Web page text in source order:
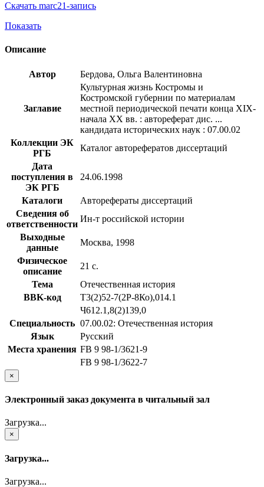
Скачать marc21-запись
Показать
Описание
Автор Бердова, Ольга Валентиновна
Заглавие
Культурная жизнь Костромы и
Костромской губернии по материалам
местной периодической печати конца XIX-
начала XX вв. : автореферат дис. ...
кандидата исторических наук : 07.00.02
Коллекции ЭК
РГБ
Каталог авторефератов диссертаций
Дата
поступления в
ЭК РГБ
24.06.1998
Каталоги
Авторефераты диссертаций
Сведения об
ответственности
Ин-т российской истории
Выходные
данные
Москва, 1998
Физическое
описание
21 с.
Тема
Отечественная история
BBK-код
Т3(2)52-7(2Р-8Ко),014.1
Ч612.1,8(2)139,0
Специальность 07.00.02: Отечественная история
Язык
Русский
Места хранения FB 9 98-1/3621-9
FB 9 98-1/3622-7
×
Электронный заказ документа в читальный зал
Загрузка...
×
Загрузка...
Загрузка...